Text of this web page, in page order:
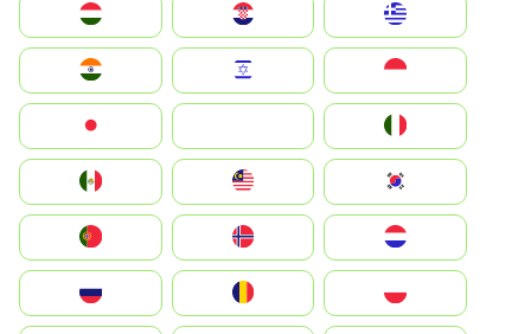
Hrvatska
Magyarország
Indonesia
South Korea
Nederland
Portugal
România